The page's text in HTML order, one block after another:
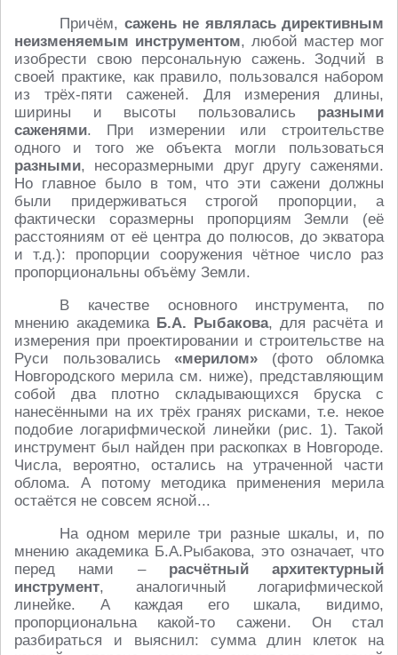
Причём, сажень не являлась директивным
неизменяемым инструментом, любой мастер мог
изобрести свою персональную сажень. Зодчий в
своей практике, как правило, пользовался набором
из трёх-пяти саженей. Для измерения длины,
ширины и высоты пользовались разными
саженями. При измерении или строительстве
одного и того же объекта могли пользоваться
разными, несоразмерными друг другу саженями.
Но главное было в том, что эти сажени должны
были придерживаться строгой пропорции, а
фактически соразмерны пропорциям Земли (её
расстояниям от её центра до полюсов, до экватора
и т.д.): пропорции сооружения чётное число раз
пропорциональны объёму Земли.
В качестве основного инструмента, по
мнению академика Б.А. Рыбакова, для расчёта и
измерения при проектировании и строительстве на
Руси пользовались «мерилом» (фото обломка
Новгородского мерила см. ниже), представляющим
собой два плотно складывающихся бруска с
нанесёнными на их трёх гранях рисками, т.е. некое
подобие логарифмической линейки (рис. 1). Такой
инструмент был найден при раскопках в Новгороде.
Числа, вероятно, остались на утраченной части
облома. А потому методика применения мерила
остаётся не совсем ясной...
На одном мериле три разные шкалы, и, по
мнению академика Б.А.Рыбакова, это означает, что
перед нами – расчётный архитектурный
инструмент, аналогичный логарифмической
линейке. А каждая его шкала, видимо,
пропорциональна какой-то сажени. Он стал
разбираться и выяснил: сумма длин клеток на